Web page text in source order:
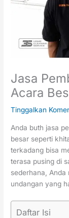
Jasa
Acara
Tinggalkan
Anda buth jasa
besar seperti
terkadang bisa
terasa pusing di
sederhana,
undangan yang
Daftar Isi